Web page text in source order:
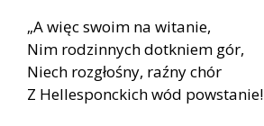
„A więc swoim na witanie,
Nim rodzinnych dotkniem gór,
Niech rozgłośny, raźny chór
Z Hellesponckich wód powstanie!